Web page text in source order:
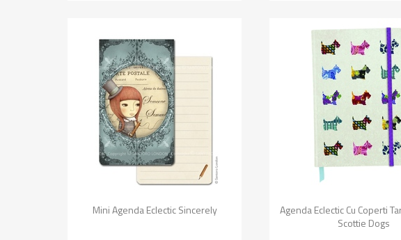
Vizualizare rapida
Mini Agenda Eclectic Sincerely Vizualizare
Agenda Eclectic Cu Coperti
Scottie Dogs